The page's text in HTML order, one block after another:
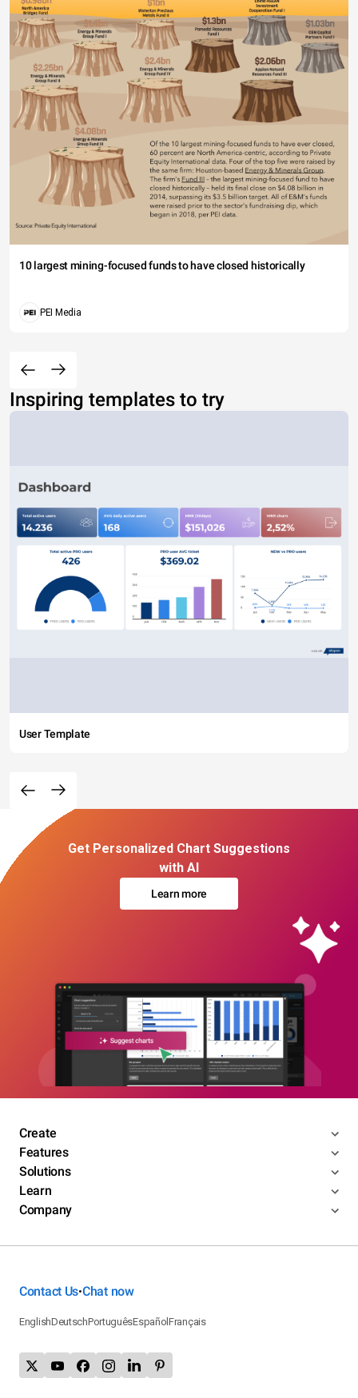
10 largest mining-focused funds to have closed historically
PEI Media
Inspiring templates to try
User Template
Get Personalized Chart Suggestions
with AI
Learn more
Create
Features
Solutions
Learn
Company
Contact Us•Chat now
EnglishDeutschPortuguêsEspañolFrançais